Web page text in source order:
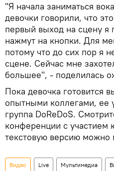
"Я начала заниматься
девочки говорили, что
первый выход на сцену я
нажмут на кнопки. Для
потому что до сих пор я
сцене. Сейчас мне
большее", - поделилась
Пока девочка готовится
опытными коллегами, ее
группа DoReDoS.
конференции с участием
текстовую версию можно
Видео Live Мультимедиа